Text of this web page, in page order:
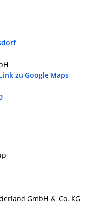
Link zu Google Maps
GmbH ＆ Co. KG